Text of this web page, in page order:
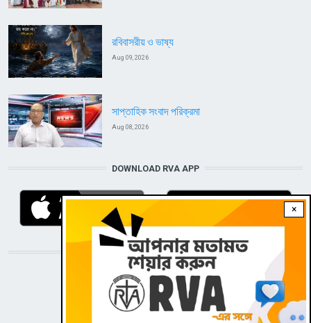
×
রবিবাসরীয় ও ভাষ্য
Aug 09, 2026
সাপ্তাহিক সংবাদ পরিক্রমা
Aug 08, 2026
DOWNLOAD RVA APP
STAY CONNECTED WITH US!